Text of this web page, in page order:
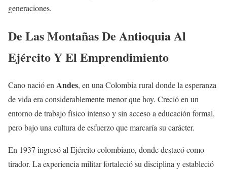
generaciones.
De Las Montañas De Antioquia Al
Ejército Y El Emprendimiento
Cano nació enAndes, en una Colombia rural donde la esperanza
de vida era considerablemente menor que hoy. Creció en un
entorno de trabajo físico intenso y sin acceso a educación formal,
pero bajo una cultura de esfuerzo que marcaría su carácter.
En 1937 ingresó al Ejército colombiano, donde destacó como
tirador. La experiencia militar fortaleció su disciplina y estableció